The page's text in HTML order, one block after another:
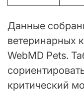
Данные
ветеринарных
WebMD Pets.
критический